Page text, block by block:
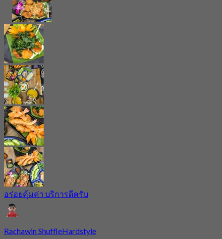
อร่อยคุ้มค่า บริการดีครับ
Rachawin ShuffleHardstyle